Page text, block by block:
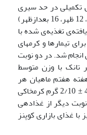
تکمیلی در حد سیری
ظاهری در یک نوبت از سه نوبت (8صبح، 12 ظهر، 16 بعدازظهر)
تغذیه‌ی شده با
تیمارها و کرمهای
شد. در دو نوبت
با وزن متوسط
6 گرم و در هفته هفتم ماهیان هر
تانک با وزن متوسط حدود 3/3 گرم 4/1 ± 2/10 گرم کرم­خاکی
دیگر از غذادهی
غذای بازاری کوپنز